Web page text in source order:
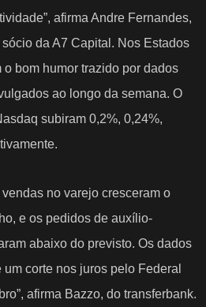
afirma Andre Fernandes,
da A7 Capital. Nos Estados
bom humor trazido por dados
ao longo da semana. O
subiram 0,2%, 0,24%,
vendas no varejo cresceram o
e os pedidos de auxílio-
abaixo do previsto. Os dados
corte nos juros pelo Federal
afirma Bazzo, do transferbank.